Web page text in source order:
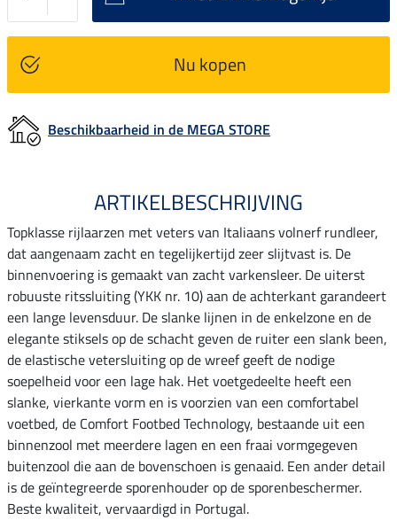
Nu kopen
Beschikbaarheid in de MEGA STORE
ARTIKELBESCHRIJVING
Topklasse rijlaarzen met veters van Italiaans volnerf rundleer,
dat aangenaam zacht en tegelijkertijd zeer slijtvast is. De
binnenvoering is gemaakt van zacht varkensleer. De uiterst
robuuste ritssluiting (YKK nr. 10) aan de achterkant garandeert
een lange levensduur. De slanke lijnen in de enkelzone en de
elegante stiksels op de schacht geven de ruiter een slank been,
de elastische vetersluiting op de wreef geeft de nodige
soepelheid voor een lage hak. Het voetgedeelte heeft een
slanke, vierkante vorm en is voorzien van een comfortabel
voetbed, de Comfort Footbed Technology, bestaande uit een
binnenzool met meerdere lagen en een fraai vormgegeven
buitenzool die aan de bovenschoen is genaaid. Een ander detail
is de geïntegreerde sporenhouder op de sporenbeschermer.
Beste kwaliteit, vervaardigd in Portugal.